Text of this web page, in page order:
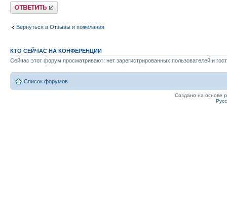
Ответить
Вернуться в Отзывы и пожелания
КТО СЕЙЧАС НА КОНФЕРЕНЦИИ
Сейчас этот форум просматривают: нет зарегистрированных пользователей и
Список форумов
Создано на основе